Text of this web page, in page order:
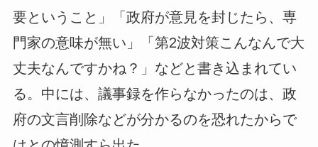
要ということ」「政府が意見を封じたら、専
門家の意味が無い」「第2波対策こんなんで大
丈夫なんですかね？」などと書き込まれてい
る。中には、議事録を作らなかったのは、政
府の文言削除などが分かるのを恐れたからで